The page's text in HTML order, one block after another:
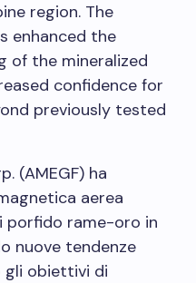
region. The
enhanced the
of the mineralized
confidence for
previously tested
(AMEGF) ha
aerea
porfido rame-oro in
nuove tendenze
gli obiettivi di